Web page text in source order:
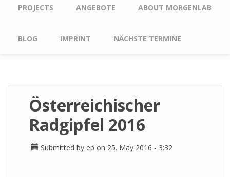
Main menu
PROJECTS ANGEBOTE ABOUT MORGENLAB
BLOG IMPRINT NÄCHSTE TERMINE
Österreichischer
Radgipfel 2016
Submitted by ep on 25. May 2016 - 3:32